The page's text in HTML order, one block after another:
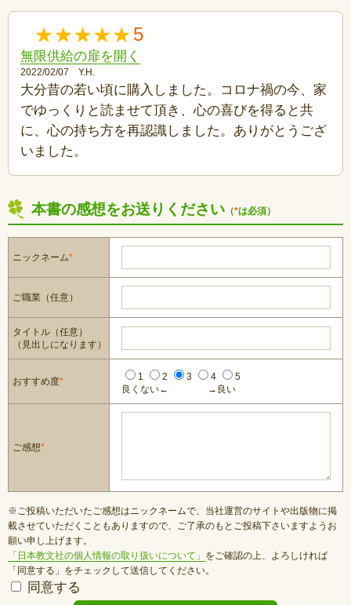
5
無限供給の扉を開く
2022/02/07 Y.H.
大分昔の若い頃に購入しました。コロナ禍の今、家
でゆっくりと読ませて頂き、心の喜びを得ると共
に、心の持ち方を再認識しました。ありがとうござ
いました。
本書の感想をお送りください （*は必須）
ニックネーム*
ご職業（任意）
タイトル（任意）
（見出しになります）
おすすめ度* 1 2 3 4
5
良くない←
→良い
ご感想*
※ご投稿いただいたご感想はニックネームで、当社運営のサイトや出版物に掲
載させていただくこともありますので、ご了承のもとご投稿下さいますようお
願い申し上げます。
「日本教文社の個人情報の取り扱いについて」 をご確認の上、よろしければ
「同意する」をチェックして送信してください。
同意する